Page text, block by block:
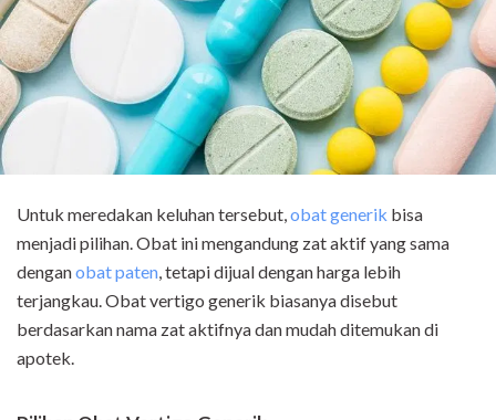
Untuk meredakan keluhan tersebut,obat generik bisa
menjadi pilihan. Obat ini mengandung zat aktif yang sama
denganobat paten, tetapi dijual dengan harga lebih
terjangkau. Obat vertigo generik biasanya disebut
berdasarkan nama zat aktifnya dan mudah ditemukan di
apotek.